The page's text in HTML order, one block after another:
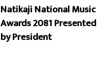
Natikaji National Music
Awards 2081 Presented
by President